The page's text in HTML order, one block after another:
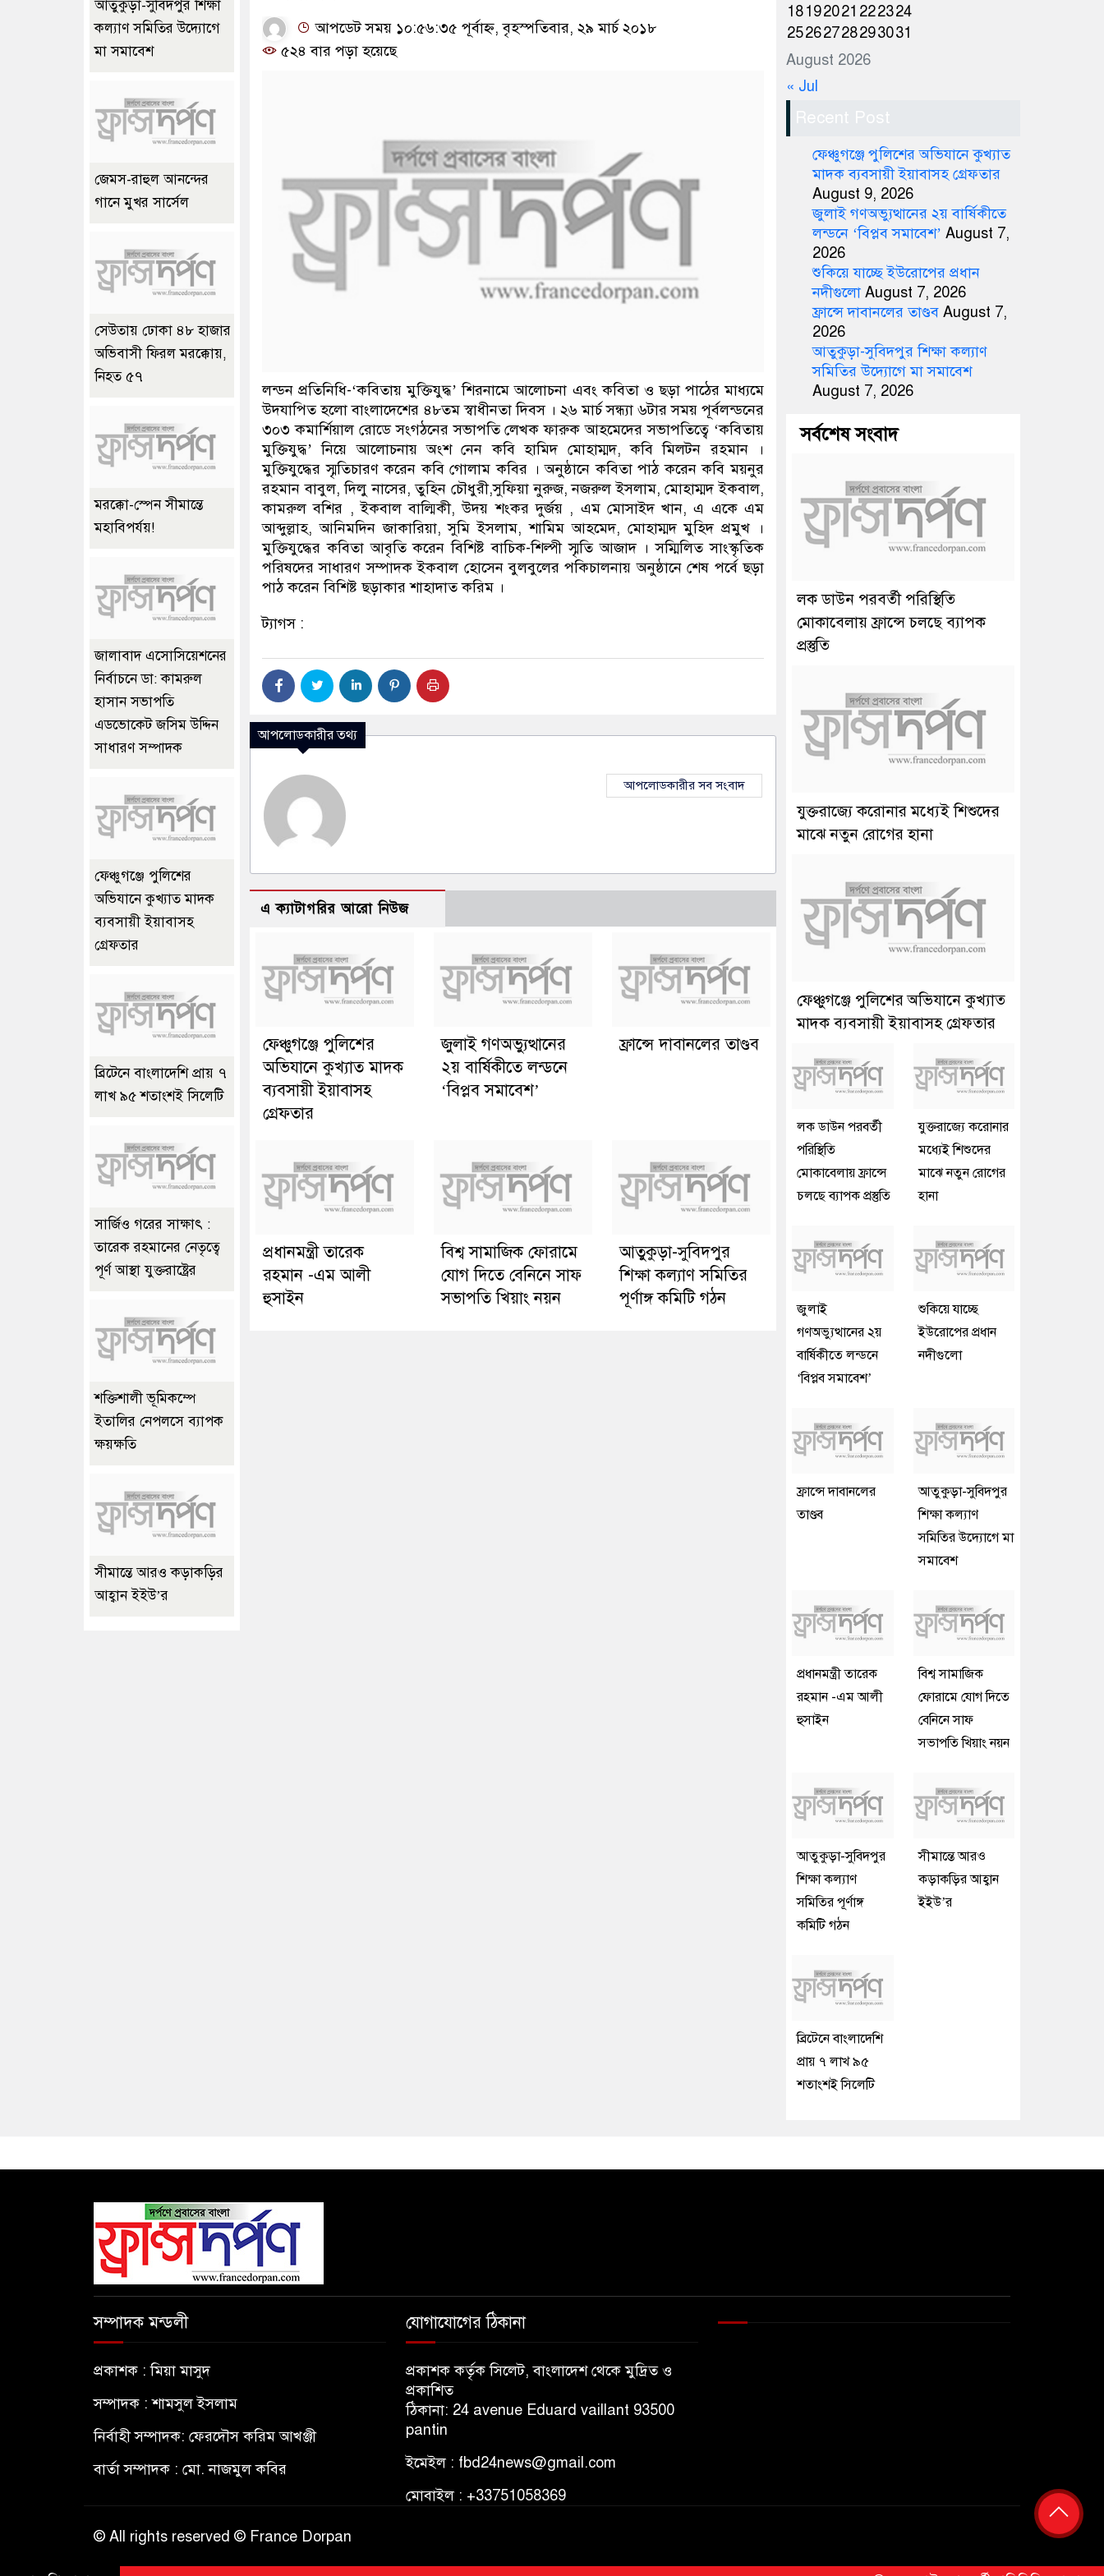
আপডেট সময় ১০:৫৬:৩৫ পূর্বাহ্ন, বৃহস্পতিবার, ২৯ মার্চ ২০১৮
৫২৪ বার পড়া হয়েছে
লন্ডন প্রতিনিধি-‘কবিতায় মুক্তিযুদ্ধ’ শিরনামে আলোচনা এবং কবিতা ও ছড়া পাঠের মাধ্যমে
উদযাপিত হলো বাংলাদেশের ৪৮তম স্বাধীনতা দিবস । ২৬ মার্চ সন্ধ্যা ৬টার সময় পূর্বলন্ডনের
৩০৩ কমার্শিয়াল রোডে সংগঠনের সভাপতি লেখক ফারুক আহমেদের সভাপতিত্বে ‘কবিতায়
মুক্তিযুদ্ধ’ নিয়ে আলোচনায় অংশ নেন কবি হামিদ মোহাম্মদ, কবি মিলটন রহমান ।
মুক্তিযুদ্ধের স্মৃতিচারণ করেন কবি গোলাম কবির । অনুষ্ঠানে কবিতা পাঠ করেন কবি ময়নুর
রহমান বাবুল, দিলু নাসের, তুহিন চৌধুরী,সুফিয়া নুরুজ, নজরুল ইসলাম, মোহাম্মদ ইকবাল,
কামরুল বশির , ইকবাল বাল্মিকী, উদয় শংকর দুর্জয় , এম মোসাইদ খান, এ একে এম
আব্দুল্লাহ, আনিমদিন জাকারিয়া, সুমি ইসলাম, শামিম আহমেদ, মোহাম্মদ মুহিদ প্রমুখ ।
মুক্তিযুদ্ধের কবিতা আবৃতি করেন বিশিষ্ট বাচিক-শিল্পী স্মৃতি আজাদ । সম্মিলিত সাংস্কৃতিক
পরিষদের সাধারণ সম্পাদক ইকবাল হোসেন বুলবুলের পকিচালনায় অনুষ্ঠানে শেষ পর্বে ছড়া
পাঠ করেন বিশিষ্ট ছড়াকার শাহাদাত করিম ।
ট্যাগস :
আপলোডকারীর তথ্য
আপলোডকারীর সব সংবাদ
এ ক্যাটাগরির আরো নিউজ
ফেঞ্চুগঞ্জে পুলিশের
অভিযানে কুখ্যাত মাদক
ব্যবসায়ী ইয়াবাসহ
গ্রেফতার
জুলাই গণঅভ্যুত্থানের
২য় বার্ষিকীতে লন্ডনে
‘বিপ্লব সমাবেশ’
ফ্রান্সে দাবানলের তাণ্ডব
প্রধানমন্ত্রী তারেক
রহমান -এম আলী
হুসাইন
বিশ্ব সামাজিক ফোরামে
যোগ দিতে বেনিনে সাফ
সভাপতি খিয়াং নয়ন
আতুকুড়া-সুবিদপুর
শিক্ষা কল্যাণ সমিতির
পূর্ণাঙ্গ কমিটি গঠন
আতুকুড়া-সুবিদপুর শিক্ষা
কল্যাণ সমিতির উদ্যোগে
মা সমাবেশ
জেমস-রাহুল আনন্দের
গানে মুখর সার্সেল
সেউতায় ঢোকা ৪৮ হাজার
অভিবাসী ফিরল মরক্কোয়,
নিহত ৫৭
মরক্কো-স্পেন সীমান্তে
মহাবিপর্যয়!
জালাবাদ এসোসিয়েশনের
নির্বাচনে ডা: কামরুল
হাসান সভাপতি
এডভোকেট জসিম উদ্দিন
সাধারণ সম্পাদক
ফেঞ্চুগঞ্জে পুলিশের
অভিযানে কুখ্যাত মাদক
ব্যবসায়ী ইয়াবাসহ
গ্রেফতার
ব্রিটেনে বাংলাদেশি প্রায় ৭
লাখ ৯৫ শতাংশই সিলেটি
সার্জিও গরের সাক্ষাৎ :
তারেক রহমানের নেতৃত্বে
পূর্ণ আস্থা যুক্তরাষ্ট্রের
শক্তিশালী ভূমিকম্পে
ইতালির নেপলসে ব্যাপক
ক্ষয়ক্ষতি
সীমান্তে আরও কড়াকড়ির
আহ্বান ইইউ’র
August 2026
18192021 222324
25262728293031
« Jul
Recent Post
ফেঞ্চুগঞ্জে পুলিশের অভিযানে কুখ্যাত
মাদক ব্যবসায়ী ইয়াবাসহ গ্রেফতার
August 9, 2026
জুলাই গণঅভ্যুত্থানের ২য় বার্ষিকীতে
লন্ডনে ‘বিপ্লব সমাবেশ’ August 7,
2026
শুকিয়ে যাচ্ছে ইউরোপের প্রধান
নদীগুলো August 7, 2026
ফ্রান্সে দাবানলের তাণ্ডব August 7,
2026
আতুকুড়া-সুবিদপুর শিক্ষা কল্যাণ
সমিতির উদ্যোগে মা সমাবেশ
August 7, 2026
সর্বশেষ সংবাদ
লক ডাউন পরবর্তী পরিস্থিতি
মোকাবেলায় ফ্রান্সে চলছে ব্যাপক
প্রস্তুতি
যুক্তরাজ্যে করোনার মধ্যেই শিশুদের
মাঝে নতুন রোগের হানা
ফেঞ্চুগঞ্জে পুলিশের অভিযানে কুখ্যাত
মাদক ব্যবসায়ী ইয়াবাসহ গ্রেফতার
লক ডাউন পরবর্তী
পরিস্থিতি
মোকাবেলায় ফ্রান্সে
চলছে ব্যাপক প্রস্তুতি
যুক্তরাজ্যে করোনার
মধ্যেই শিশুদের
মাঝে নতুন রোগের
হানা
জুলাই
গণঅভ্যুত্থানের ২য়
বার্ষিকীতে লন্ডনে
‘বিপ্লব সমাবেশ’
শুকিয়ে যাচ্ছে
ইউরোপের প্রধান
নদীগুলো
ফ্রান্সে দাবানলের
তাণ্ডব
আতুকুড়া-সুবিদপুর
শিক্ষা কল্যাণ
সমিতির উদ্যোগে মা
সমাবেশ
প্রধানমন্ত্রী তারেক
রহমান -এম আলী
হুসাইন
বিশ্ব সামাজিক
ফোরামে যোগ দিতে
বেনিনে সাফ
সভাপতি খিয়াং নয়ন
আতুকুড়া-সুবিদপুর
শিক্ষা কল্যাণ
সমিতির পূর্ণাঙ্গ
কমিটি গঠন
সীমান্তে আরও
কড়াকড়ির আহ্বান
ইইউ’র
ব্রিটেনে বাংলাদেশি
প্রায় ৭ লাখ ৯৫
শতাংশই সিলেটি
সম্পাদক মন্ডলী
প্রকাশক : মিয়া মাসুদ
সম্পাদক : শামসুল ইসলাম
নির্বাহী সম্পাদক: ফেরদৌস করিম আখঞ্জী
বার্তা সম্পাদক : মো. নাজমুল কবির
যোগাযোগের ঠিকানা
প্রকাশক কর্তৃক সিলেট, বাংলাদেশ থেকে মুদ্রিত ও
প্রকাশিত
ঠিকানা: 24 avenue Eduard vaillant 93500
pantin
ইমেইল : fbd24news@gmail.com
মোবাইল : +33751058369
© All rights reserved © France Dorpan